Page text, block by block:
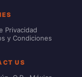
Privacidad
y Condiciones
US